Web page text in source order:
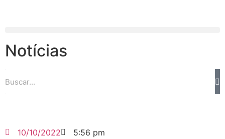
Notícias
10/10/2022 5:56 pm